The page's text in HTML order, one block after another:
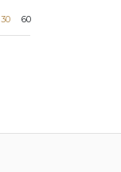
30 60